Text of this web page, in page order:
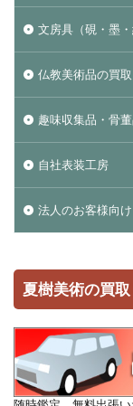
文房具（硯・墨
仏教美術品の買取
趣味収集品・骨
自社表装工房
法人のお客様向け
夏樹美術の買